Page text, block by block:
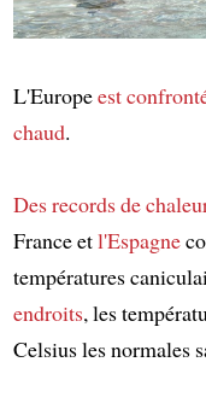
L'Europeest
chaud.
Des records de
France etl'Espagne
températures
endroits, les
Celsius les normales